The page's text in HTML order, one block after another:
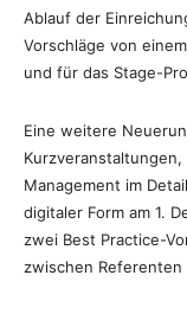
Ablauf der
Vorschläge von
und für das Stage-
Eine weitere
Management im
digitaler Form am 1.
zwei Best Practice-
zwischen Referenten